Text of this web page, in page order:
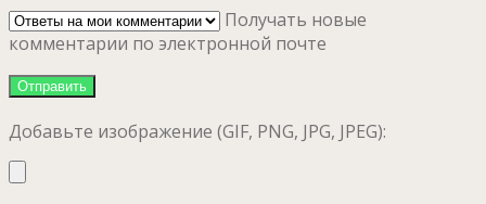
Получать новые
комментарии по электронной почте
Добавьте изображение (GIF, PNG, JPG, JPEG):